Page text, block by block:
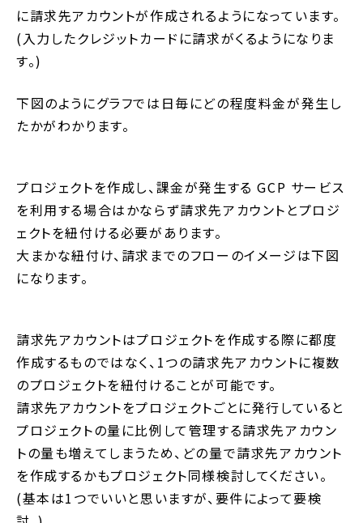
に請求先アカウントが作成されるようになっています。
(入力したクレジットカードに請求がくるようになりま
す。)
下図のようにグラフでは日毎にどの程度料金が発生し
たかがわかります。
プロジェクトを作成し、課金が発生する GCP サービス
を利用する場合はかならず請求先アカウントとプロジ
ェクトを紐付ける必要があります。
大まかな紐付け、請求までのフローのイメージは下図
になります。
請求先アカウントはプロジェクトを作成する際に都度
作成するものではなく、1つの請求先アカウントに複数
のプロジェクトを紐付けることが可能です。
請求先アカウントをプロジェクトごとに発行していると
プロジェクトの量に比例して管理する請求先アカウン
トの量も増えてしまうため、どの量で請求先アカウント
を作成するかもプロジェクト同様検討してください。
(基本は1つでいいと思いますが、要件によって要検